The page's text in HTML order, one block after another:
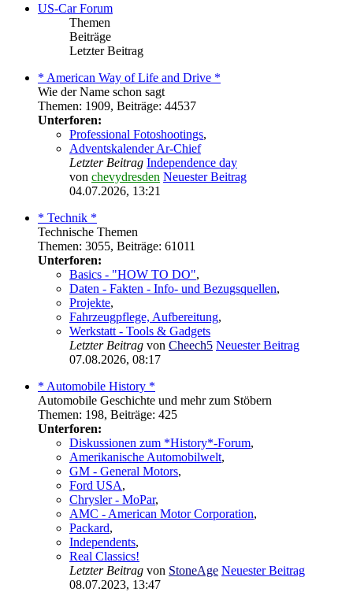
US-Car Forum
Themen
Beiträge
Letzter Beitrag
* American Way of Life and Drive *
Wie der Name schon sagt
Themen: 1909, Beiträge: 44537
Unterforen:
Professional Fotoshootings,
Adventskalender Ar-Chief
Letzter Beitrag Independence day
von chevydresden Neuester Beitrag
04.07.2026, 13:21
* Technik *
Technische Themen
Themen: 3055, Beiträge: 61011
Unterforen:
Basics - "HOW TO DO",
Daten - Fakten - Info- und Bezugsquellen,
Projekte,
Fahrzeugpflege, Aufbereitung,
Werkstatt - Tools & Gadgets
Letzter Beitrag von Cheech5 Neuester Beitrag
07.08.2026, 08:17
* Automobile History *
Automobile Geschichte und mehr zum Stöbern
Themen: 198, Beiträge: 425
Unterforen:
Diskussionen zum *History*-Forum,
Amerikanische Automobilwelt,
GM - General Motors,
Ford USA,
Chrysler - MoPar,
AMC - American Motor Corporation,
Packard,
Independents,
Real Classics!
Letzter Beitrag von StoneAge Neuester Beitrag
08.07.2023, 13:47